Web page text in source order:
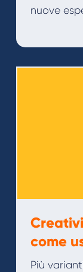
nuove
come
Più